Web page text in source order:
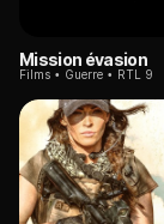
Mission évasion
Films Guerre RTL 9